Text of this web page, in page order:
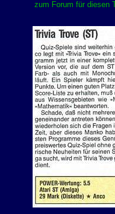
zum Forum für diesen